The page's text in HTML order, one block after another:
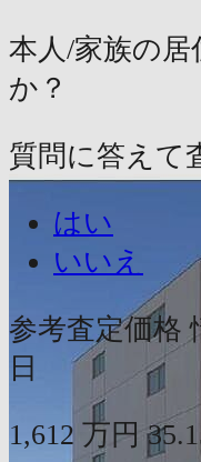
本人/家族の
か？
質問に答えて
はい
いいえ
参考査定価格
日
1,612 万円